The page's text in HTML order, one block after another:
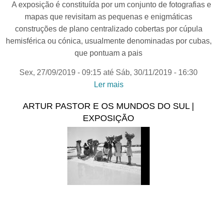
A exposição é constituída por um conjunto de fotografias e
mapas que revisitam as pequenas e enigmáticas
construções de plano centralizado cobertas por cúpula
hemisférica ou cónica, usualmente denominadas por cubas,
que pontuam a pais
Sex, 27/09/2019 - 09:15 até Sáb, 30/11/2019 - 16:30
Ler mais
DO SUL DE PORTUGAL |
ARTUR PASTOR E OS MUNDOS DO SUL |
EXPOSIÇÃO